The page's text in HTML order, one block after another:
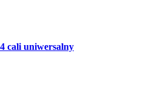
cali uniwersalny